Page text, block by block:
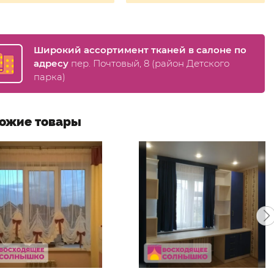
Широкий ассортимент тканей в салоне по
адресу пер. Почтовый, 8 (район Детского
парка)
товары